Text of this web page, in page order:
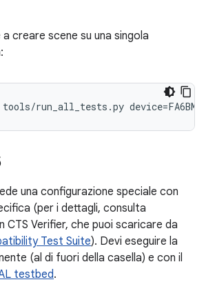
creare scene su una singola
una configurazione speciale con
(per i dettagli, consulta
CTS Verifier, che puoi scaricare da
Test Suite). Devi eseguire la
(al di fuori della casella) e con il
testbed.